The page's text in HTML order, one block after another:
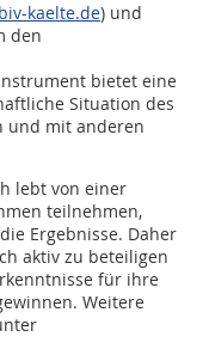
kaelte.de) und
den
bietet eine
Situation des
und mit anderen
lebt von einer
teilnehmen,
Ergebnisse. Daher
aktiv zu beteiligen
für ihre
Weitere